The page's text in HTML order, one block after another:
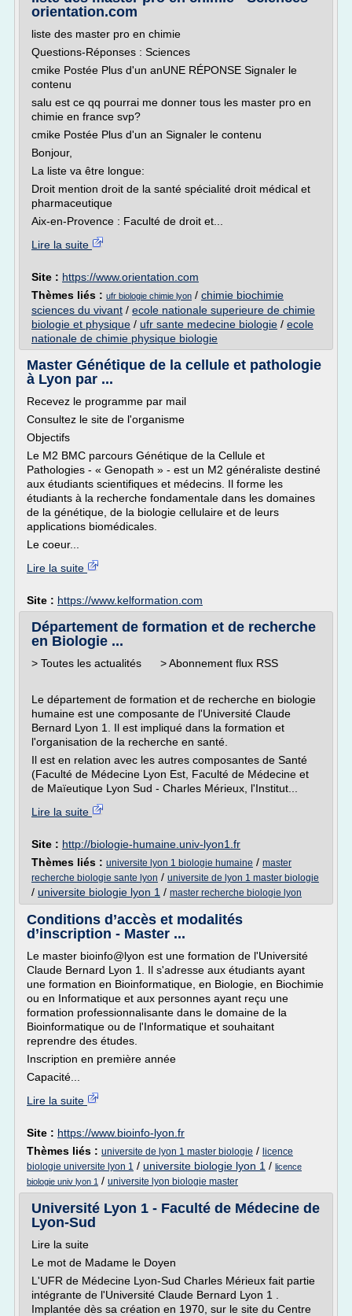
orientation.com
liste des master pro en chimie
Questions-Réponses : Sciences
cmike Postée Plus d'un anUNE RÉPONSE Signaler le
contenu
salu est ce qq pourrai me donner tous les master pro en
chimie en france svp?
cmike Postée Plus d'un an Signaler le contenu
Bonjour,
La liste va être longue:
Droit mention droit de la santé spécialité droit médical et
pharmaceutique
Aix-en-Provence : Faculté de droit et...
Lire la suite
Site : https://www.orientation.com
Thèmes liés : ufr biologie chimie lyon / chimie biochimie
sciences du vivant / ecole nationale superieure de chimie
biologie et physique / ufr sante medecine biologie / ecole
nationale de chimie physique biologie
Master Génétique de la cellule et pathologie
à Lyon par ...
Recevez le programme par mail
Consultez le site de l'organisme
Objectifs
Le M2 BMC parcours Génétique de la Cellule et
Pathologies - « Genopath » - est un M2 généraliste destiné
aux étudiants scientifiques et médecins. Il forme les
étudiants à la recherche fondamentale dans les domaines
de la génétique, de la biologie cellulaire et de leurs
applications biomédicales.
Le coeur...
Lire la suite
Site : https://www.kelformation.com
Département de formation et de recherche
en Biologie ...
> Toutes les actualités > Abonnement flux RSS
Le département de formation et de recherche en biologie
humaine est une composante de l'Université Claude
Bernard Lyon 1. Il est impliqué dans la formation et
l'organisation de la recherche en santé.
Il est en relation avec les autres composantes de Santé
(Faculté de Médecine Lyon Est, Faculté de Médecine et
de Maïeutique Lyon Sud - Charles Mérieux, l'Institut...
Lire la suite
Site : http://biologie-humaine.univ-lyon1.fr
Thèmes liés : universite lyon 1 biologie humaine / master
recherche biologie sante lyon / universite de lyon 1 master biologie
/ universite biologie lyon 1 / master recherche biologie lyon
Conditions d’accès et modalités
d’inscription - Master ...
Le master bioinfo@lyon est une formation de l'Université
Claude Bernard Lyon 1. Il s'adresse aux étudiants ayant
une formation en Bioinformatique, en Biologie, en Biochimie
ou en Informatique et aux personnes ayant reçu une
formation professionnalisante dans le domaine de la
Bioinformatique ou de l'Informatique et souhaitant
reprendre des études.
Inscription en première année
Capacité...
Lire la suite
Site : https://www.bioinfo-lyon.fr
Thèmes liés : universite de lyon 1 master biologie / licence
biologie universite lyon 1 / universite biologie lyon 1 / licence
biologie univ lyon 1 / universite lyon biologie master
Université Lyon 1 - Faculté de Médecine de
Lyon-Sud
Lire la suite
Le mot de Madame le Doyen
L'UFR de Médecine Lyon-Sud Charles Mérieux fait partie
intégrante de l'Université Claude Bernard Lyon 1 .
Implantée dès sa création en 1970, sur le site du Centre